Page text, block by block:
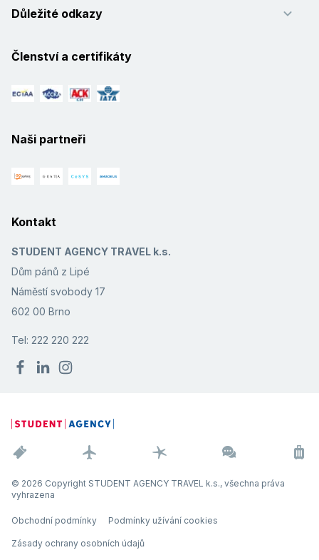
Důležité odkazy
Členství a certifikáty
Naši partneři
Kontakt
STUDENT AGENCY TRAVEL k.s.
Dům pánů z Lipé
Náměstí svobody 17
602 00 Brno
Tel: 222 220 222
© 2026 Copyright STUDENT AGENCY TRAVEL k.s., všechna práva
vyhrazena
Obchodní podmínky Podmínky užívání cookies
Zásady ochrany osobních údajů